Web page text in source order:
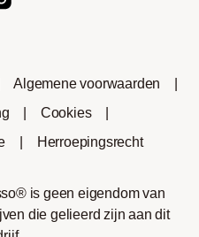
Algemene voorwaarden
Cookies
Herroepingsrecht
is geen eigendom van
die gelieerd zijn aan dit